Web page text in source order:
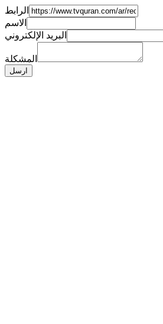
الرابط
الاسم
البريد الإلكتروني
المشكلة
ارسل